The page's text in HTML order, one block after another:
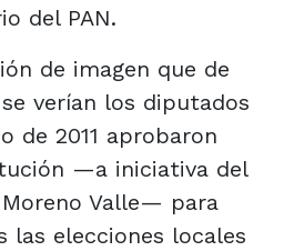
del PAN.
de imagen que de
verían los diputados
de 2011 aprobaron
—a iniciativa del
Valle— para
las elecciones locales